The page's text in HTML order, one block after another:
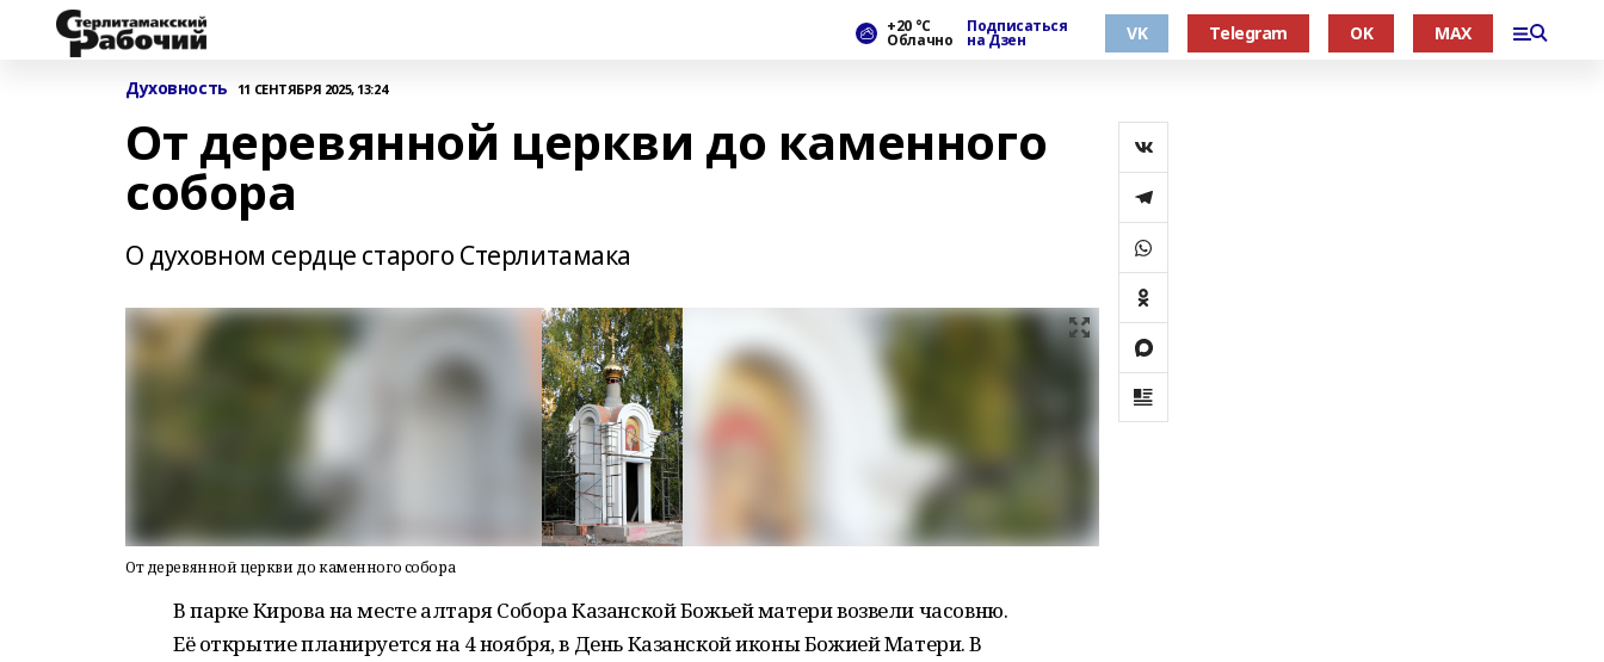
+20 °С
Облачно
Подписаться
на Дзен VK Telegram OK MAX
Духовность 11 СЕНТЯБРЯ 2025, 13:24
От деревянной церкви до каменного
собора
О духовном сердце старого Стерлитамака
От деревянной церкви до каменного собора
В парке Кирова на месте алтаря Собора Казанской Божьей матери возвели часовню.
Её открытие планируется на 4 ноября, в День Казанской иконы Божией Матери. В